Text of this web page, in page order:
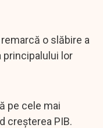
o slăbire a
principalului lor
pe cele mai
creșterea PIB.